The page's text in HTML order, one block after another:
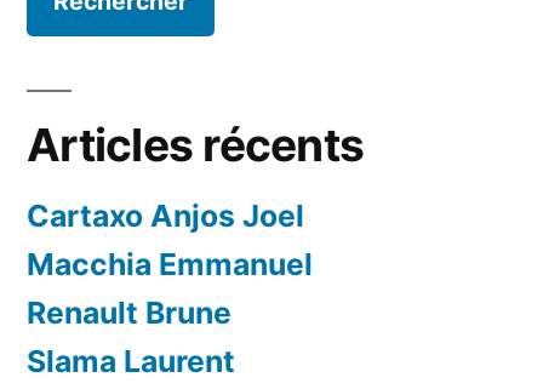
Articles récents
Cartaxo Anjos Joel
Macchia Emmanuel
Renault Brune
Slama Laurent